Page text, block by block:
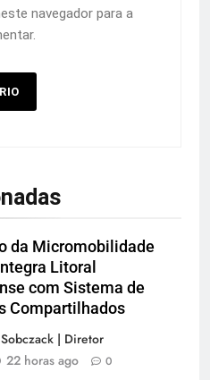
navegador para a
da Micromobilidade
Litoral
com Sistema de
Compartilhados
| Diretor
22 horas ago 0